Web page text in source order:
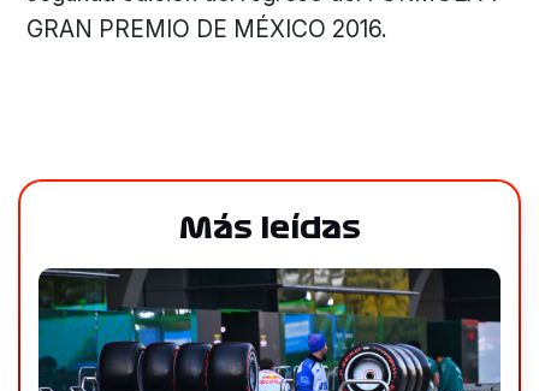
GRAN PREMIO DE MÉXICO 2016.
Más leídas